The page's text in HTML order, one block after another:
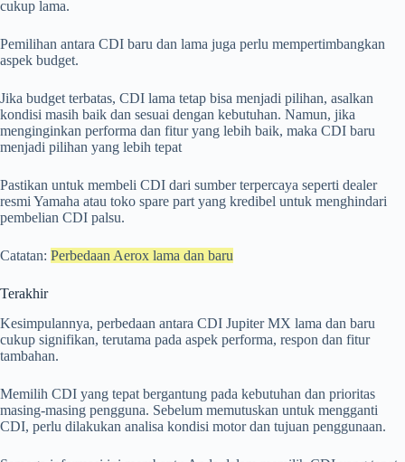
cukup lama.
Pemilihan antara CDI baru dan lama juga perlu mempertimbangkan
aspek budget.
Jika budget terbatas, CDI lama tetap bisa menjadi pilihan, asalkan
kondisi masih baik dan sesuai dengan kebutuhan. Namun, jika
menginginkan performa dan fitur yang lebih baik, maka CDI baru
menjadi pilihan yang lebih tepat
Pastikan untuk membeli CDI dari sumber terpercaya seperti dealer
resmi Yamaha atau toko spare part yang kredibel untuk menghindari
pembelian CDI palsu.
Catatan: Perbedaan Aerox lama dan baru
Terakhir
Kesimpulannya, perbedaan antara CDI Jupiter MX lama dan baru
cukup signifikan, terutama pada aspek performa, respon dan fitur
tambahan.
Memilih CDI yang tepat bergantung pada kebutuhan dan prioritas
masing-masing pengguna. Sebelum memutuskan untuk mengganti
CDI, perlu dilakukan analisa kondisi motor dan tujuan penggunaan.